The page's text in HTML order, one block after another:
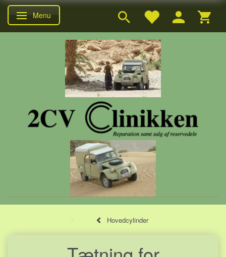
Skifte navigation
Menu
Hovedcylinder